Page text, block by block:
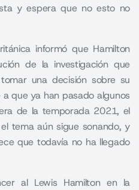
y espera que no esto no
informó que Hamilton
de la investigación que
una decisión sobre su
que ya han pasado algunos
de la temporada 2021, el
tema aún sigue sonando, y
que todavía no ha llegado
al Lewis Hamilton en la